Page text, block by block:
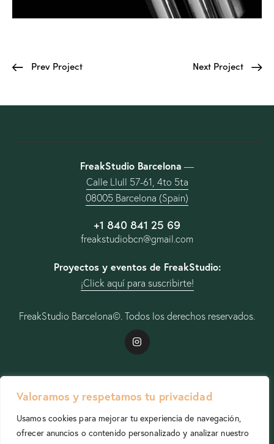
Valoramos y respetamos tu privacidad
Usamos cookies para mejorar tu experiencia de navegación,
ofrecer anuncios o contenido personalizado y analizar nuestro
Prev Project Next Project
FreakStudio Barcelona —
Calle Llull 57-61, 4to 5ta
08005 Barcelona (Spain)
+1 840 841 25 69
freakstudiobcn@gmail.com
Proyectos y eventos de FreakStudio:
¡Click aquí para suscribirte!
FreakStudio Barcelona©. Todos los derechos reservados.